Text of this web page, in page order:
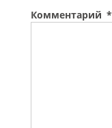
Комментарий *